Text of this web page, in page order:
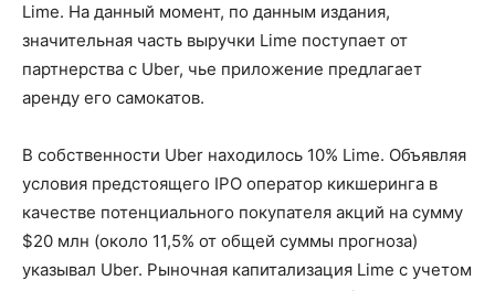
Lime. На данный момент, по данным издания,
значительная часть выручки Lime поступает от
партнерства с Uber, чье приложение предлагает
аренду его самокатов.
В собственности Uber находилось 10% Lime. Объявляя
условия предстоящего IPO оператор кикшеринга в
качестве потенциального покупателя акций на сумму
$20 млн (около 11,5% от общей суммы прогноза)
указывал Uber. Рыночная капитализация Lime с учетом